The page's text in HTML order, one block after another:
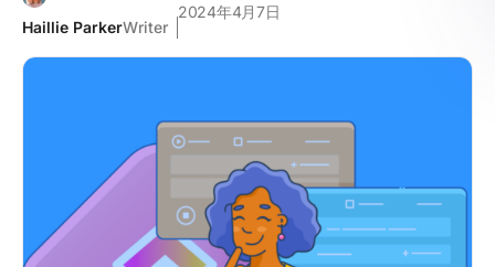
Haillie ParkerWriter
2024年4月7日